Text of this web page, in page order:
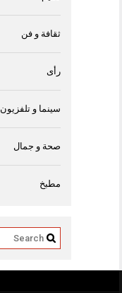
ثقافة و فن
رأى
سينما و تلفزيون
صحة و جمال
مطبخ